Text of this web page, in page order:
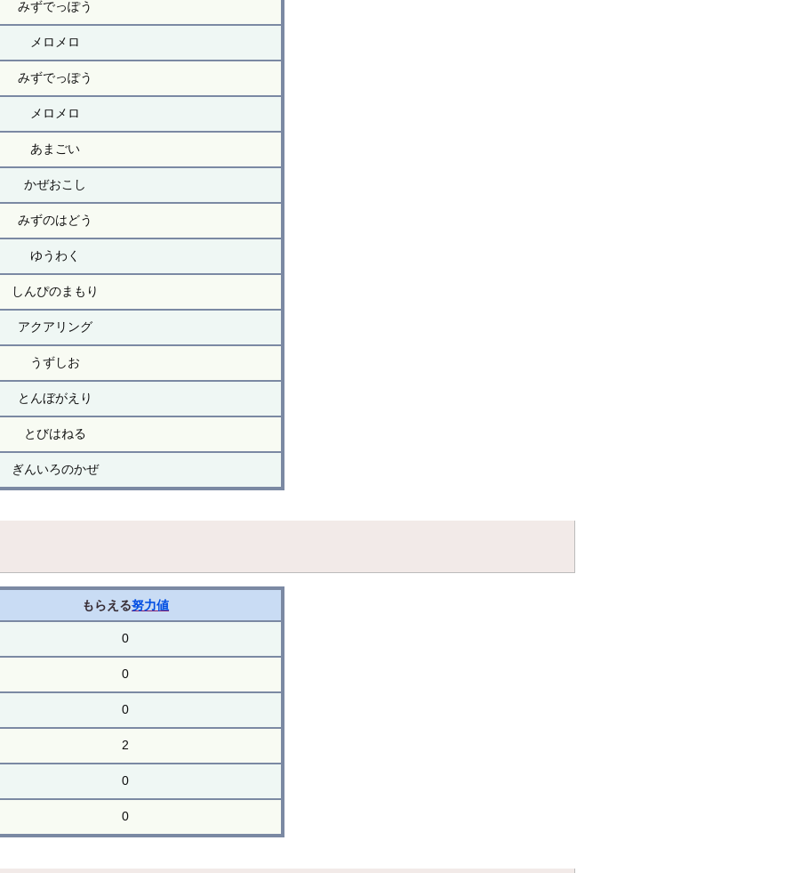
みずでっぽう
メロメロ
みずでっぽう
メロメロ
あまごい
かぜおこし
みずのはどう
ゆうわく
しんぴのまもり
アクアリング
うずしお
とんぼがえり
とびはねる
ぎんいろのかぜ
もらえる努力値
0
0
0
2
0
0